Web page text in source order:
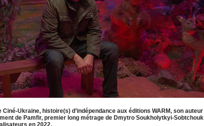
Ukraine, histoire(s) d’indépendance aux éditions WARM, son auteur
de Pamfir, premier long métrage de Dmytro Soukholytkyi-Sobtchouk
en 2022.